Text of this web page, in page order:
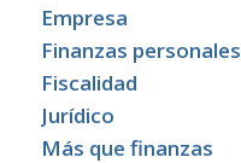
Empresa
Finanzas personales
Fiscalidad
Jurídico
Más que finanzas